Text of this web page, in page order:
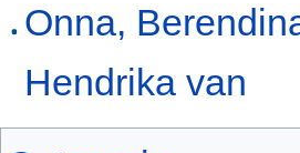
Onna,
Hendrika van